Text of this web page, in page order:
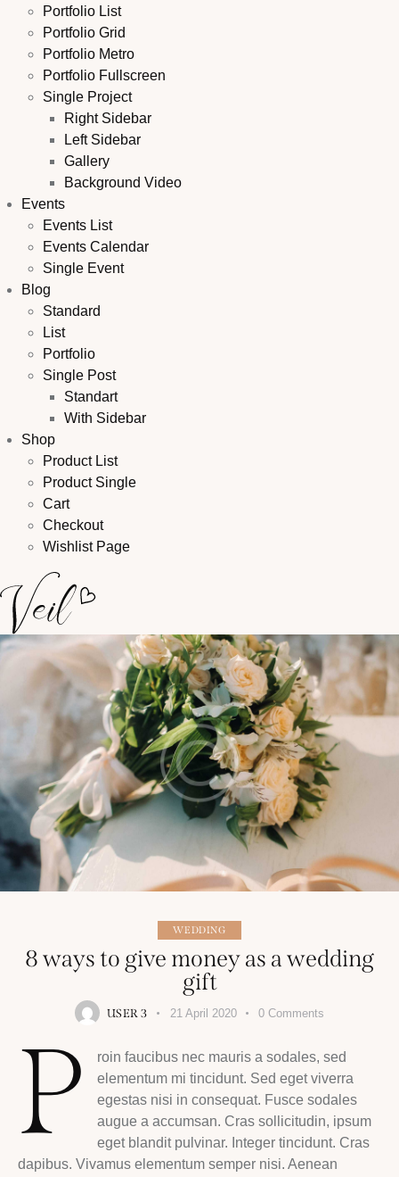
Portfolio List
Portfolio Grid
Portfolio Metro
Portfolio Fullscreen
Single Project
Right Sidebar
Left Sidebar
Gallery
Background Video
Events
Events List
Events Calendar
Single Event
Blog
Standard
List
Portfolio
Single Post
Standart
With Sidebar
Shop
Product List
Product Single
Cart
Checkout
Wishlist Page
WEDDING
8 ways to give money as a wedding
gift
USER 3 21 April 2020 0 Comments
P
roin faucibus nec mauris a sodales, sed
elementum mi tincidunt. Sed eget viverra
egestas nisi in consequat. Fusce sodales
augue a accumsan. Cras sollicitudin, ipsum
eget blandit pulvinar. Integer tincidunt. Cras
dapibus. Vivamus elementum semper nisi. Aenean